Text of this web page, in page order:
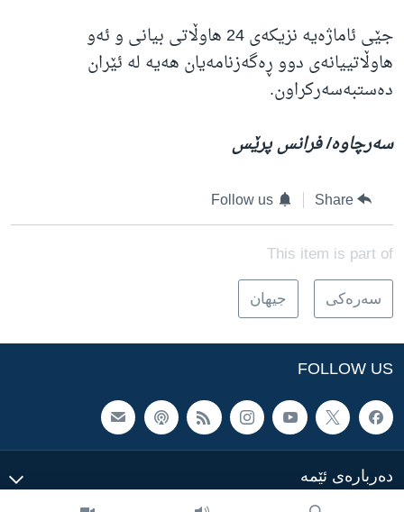
جێی ئاماژەیە نزیکەی 24 هاوڵاتی بیانی و ئەو
هاوڵاتییانەی دوو ڕەگەزنامەیان هەیە لە ئێران
دەستبەسەرکراون.
سەرچاوە/ فرانس پرێس
Share
Follow us
This item is part of
سه‌ره‌کی جیهان
FOLLOW US
ده‌رباره‌ی ئێمه‌